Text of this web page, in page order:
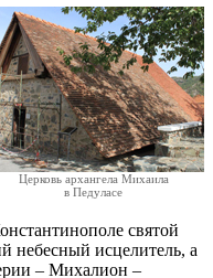
Церковь архангела Михаила
в Педуласе
святой
небесный исцелитель, а
– Михалион –